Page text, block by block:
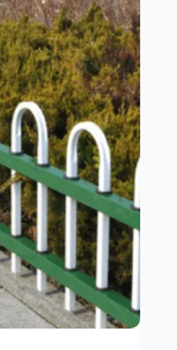
具有高强度、高